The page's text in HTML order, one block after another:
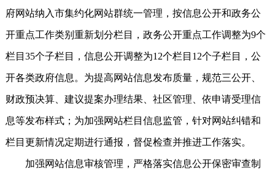
府网站纳入市集约化网站群统一管理，按信息公开和政务公
开重点工作类别重新划分栏目，政务公开重点工作调整为9个
栏目35个子栏目，信息公开调整为12个栏目12个子栏目，公
开各类政府信息。为提高网站信息发布质量，规范三公开、
财政预决算、建议提案办理结果、社区管理、依申请受理信
息等发布样式；为加强网站栏目信息监管，针对网站纠错和
栏目更新情况定期进行通报，督促检查并推进工作落实。
加强网站信息审核管理，严格落实信息公开保密审查制